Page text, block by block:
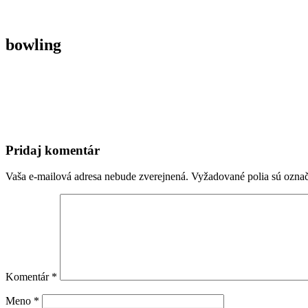
bowling
Pridaj komentár
Vaša e-mailová adresa nebude zverejnená. Vyžadované polia sú
Komentár *
Meno *